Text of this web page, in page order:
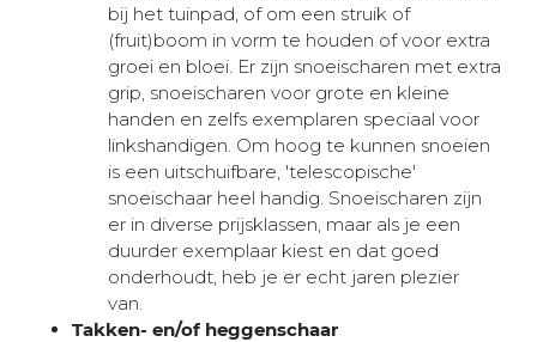
bij het tuinpad, of om een struik of
(fruit)boom in vorm te houden of voor extra
groei en bloei. Er zijn snoeischaren met extra
grip, snoeischaren voor grote en kleine
handen en zelfs exemplaren speciaal voor
linkshandigen. Om hoog te kunnen snoeien
is een uitschuifbare, 'telescopische'
snoeischaar heel handig. Snoeischaren zijn
er in diverse prijsklassen, maar als je een
duurder exemplaar kiest en dat goed
onderhoudt, heb je er echt jaren plezier
van.
Takken- en/of heggenschaar